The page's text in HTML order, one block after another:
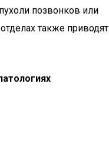
позвонков или
также приводят